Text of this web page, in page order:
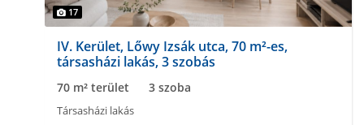
17
IV. Kerület, Lőwy Izsák utca, 70 m²-es,
társasházi lakás, 3 szobás
70 m² terület 3 szoba
Társasházi lakás